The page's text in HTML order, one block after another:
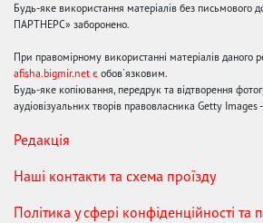
Будь-яке використання матеріалів без
ПАРТНЕРС» заборонено.
При правомірному використанні матеріалів даного
afisha.bigmir.net є обов'язковим.
Будь-яке копіювання, передрук та відтворення
аудіовізуальних творів правовласника Getty Images
Редакція
Наші контакти та схема проїзду
Політика у сфері конфіденційності